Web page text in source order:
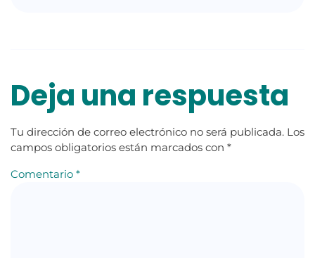
Deja una respuesta
Tu dirección de correo electrónico no será publicada. Los
campos obligatorios están marcados con *
Comentario *